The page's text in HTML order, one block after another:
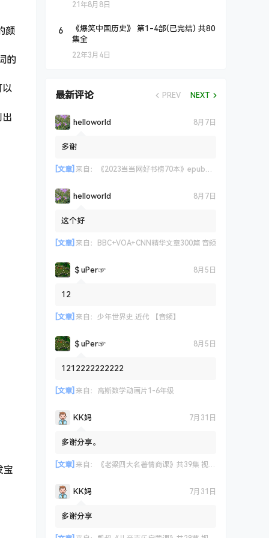
颜
的
以
宝
21年8月8日
6
《爆笑中国历史》 第1-4部(已完结) 共80
集全
22年3月4日
最新评论 PREV NEXT
helloworld 8月7日
多谢
[文章] 来自： 《2023当当网好书榜70本》epub+azw3+mobi格式
helloworld 8月7日
这个好
[文章] 来自： BBC+VOA+CNN精华文章300篇 音频
＄uΡer☞ 8月5日
12
[文章] 来自： 少年世界史.近代 【音频】
＄uΡer☞ 8月5日
1212222222222
[文章] 来自： 高斯数学动画片1-6年级
KK妈 7月31日
多谢分享。
[文章] 来自： 《老梁四大名著情商课》共39集 视频课程
KK妈 7月31日
多谢分享